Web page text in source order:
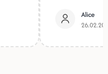
Alice